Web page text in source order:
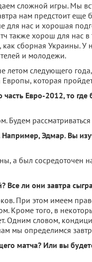
сложной игры. Мы
нам предстоит еще
для нас и хорошая
также хорош для нас
сборная Украины. У
и молодежи.
летом следующего
которая
Евро-2012, то где
Эдмар. Вы
а был сосредоточен
Все ли они завтра
При этом имеем
Кроме того, в
Одним словом,
мы определимся
матча? Или вы